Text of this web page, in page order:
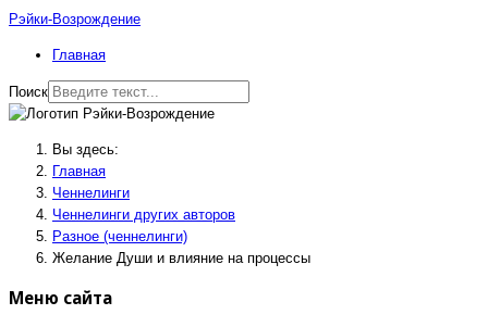
Рэйки-Возрождение
Главная
Поиск
Вы здесь:
Главная
Ченнелинги
Ченнелинги других авторов
Разное (ченнелинги)
Желание Души и влияние на процессы
Меню сайта